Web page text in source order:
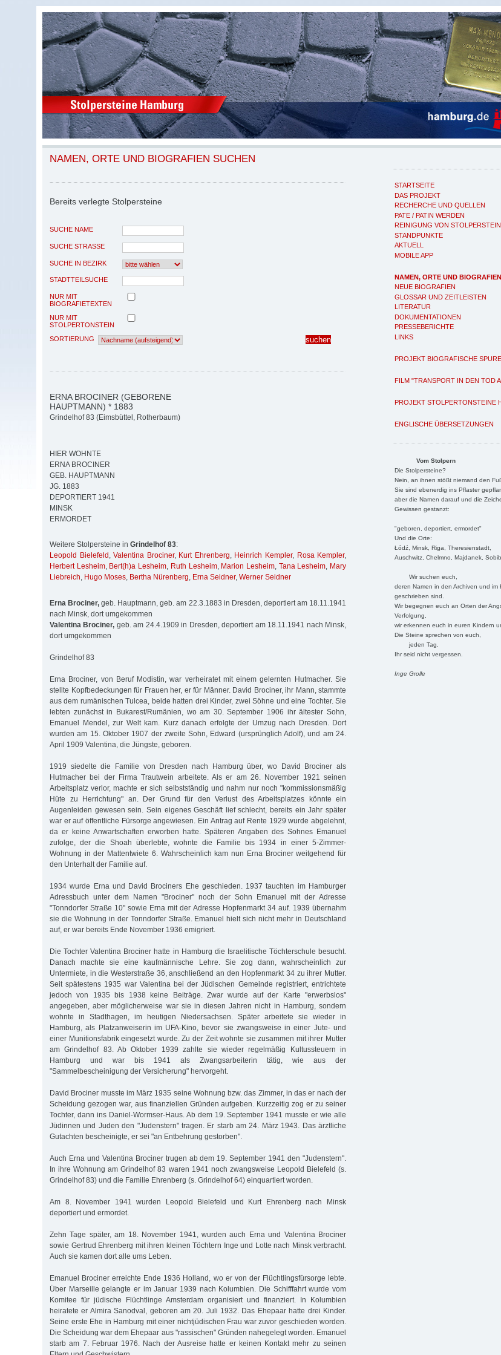
STARTSEITE
DAS PROJEKT
RECHERCHE UND QUELLEN
PATE / PATIN WERDEN
REINIGUNG VON
STANDPUNKTE
AKTUELL
MOBILE APP
NAMEN, ORTE UND
NEUE BIOGRAFIEN
GLOSSAR UND ZEITLEISTEN
LITERATUR
DOKUMENTATIONEN
PRESSEBERICHTE
LINKS
PROJEKT BIOGRAFISCHE
FILM "TRANSPORT IN DEN TOD
PROJEKT STOLPERTONSTEINE
ENGLISCHE ÜBERSETZUNGEN
Vom Stolpern
Die Stolpersteine?
Nein, an ihnen stößt niemand den
Sie sind ebenerdig ins Pflaster
aber die Namen darauf und die
Gewissen gestanzt:
"geboren, deportiert, ermordet"
Und die Orte:
Łódź, Minsk, Riga, Theresienstadt,
Auschwitz, Chelmno, Majdanek,
Wir suchen euch,
deren Namen in den Archiven und im
geschrieben sind.
Wir begegnen euch an Orten der
Verfolgung,
wir erkennen euch in euren Kindern
Die Steine sprechen von euch,
jeden Tag.
Ihr seid nicht vergessen.
Inge Grolle
NAMEN, ORTE UND BIOGRAFIEN SUCHEN
Bereits verlegte Stolpersteine
SUCHE NAME
SUCHE STRASSE
SUCHE IN BEZIRK
STADTTEILSUCHE
NUR MIT
BIOGRAFIETEXTEN
NUR MIT
STOLPERTONSTEIN
SORTIERUNG
ERNA BROCINER (GEBORENE
HAUPTMANN) * 1883
Grindelhof 83 (Eimsbüttel, Rotherbaum)
HIER WOHNTE
ERNA BROCINER
GEB. HAUPTMANN
JG. 1883
DEPORTIERT 1941
MINSK
ERMORDET
Weitere Stolpersteine in Grindelhof 83:
Leopold Bielefeld ,Valentina Brociner, Kurt Ehrenberg, Heinrich Kempler, Rosa Kempler,
Herbert Lesheim, Bert(h)a Lesheim, Ruth Lesheim, Marion Lesheim, Tana Lesheim, Mary
Liebreich, Hugo Moses, Bertha Nürenberg, Erna Seidner, Werner Seidner
Erna Brociner, geb. Hauptmann, geb. am 22.3.1883 in Dresden, deportiert am 18.11.1941
nach Minsk, dort umgekommen
Valentina Brociner, geb. am 24.4.1909 in Dresden, deportiert am 18.11.1941 nach Minsk,
dort umgekommen
Grindelhof 83
Erna Brociner, von Beruf Modistin, war verheiratet mit einem gelernten Hutmacher. Sie
stellte Kopfbedeckungen für Frauen her, er für Männer. David Brociner, ihr Mann, stammte
aus dem rumänischen Tulcea, beide hatten drei Kinder, zwei Söhne und eine Tochter. Sie
lebten zunächst in Bukarest/Rumänien, wo am 30. September 1906 ihr ältester Sohn,
Emanuel Mendel, zur Welt kam. Kurz danach erfolgte der Umzug nach Dresden. Dort
wurden am 15. Oktober 1907 der zweite Sohn, Edward (ursprünglich Adolf), und am 24.
April 1909 Valentina, die Jüngste, geboren.
1919 siedelte die Familie von Dresden nach Hamburg über, wo David Brociner als
Hutmacher bei der Firma Trautwein arbeitete. Als er am 26. November 1921 seinen
Arbeitsplatz verlor, machte er sich selbstständig und nahm nur noch "kommissionsmäßig
Hüte zu Herrichtung" an. Der Grund für den Verlust des Arbeitsplatzes könnte ein
Augenleiden gewesen sein. Sein eigenes Geschäft lief schlecht, bereits ein Jahr später
war er auf öffentliche Fürsorge angewiesen. Ein Antrag auf Rente 1929 wurde abgelehnt,
da er keine Anwartschaften erworben hatte. Späteren Angaben des Sohnes Emanuel
zufolge, der die Shoah überlebte, wohnte die Familie bis 1934 in einer 5-Zimmer-
Wohnung in der Mattentwiete 6. Wahrscheinlich kam nun Erna Brociner weitgehend für
den Unterhalt der Familie auf.
1934 wurde Erna und David Brociners Ehe geschieden. 1937 tauchten im Hamburger
Adressbuch unter dem Namen "Brociner" noch der Sohn Emanuel mit der Adresse
"Tonndorfer Straße 10" sowie Erna mit der Adresse Hopfenmarkt 34 auf. 1939 übernahm
sie die Wohnung in der Tonndorfer Straße. Emanuel hielt sich nicht mehr in Deutschland
auf, er war bereits Ende November 1936 emigriert.
Die Tochter Valentina Brociner hatte in Hamburg die Israelitische Töchterschule besucht.
Danach machte sie eine kaufmännische Lehre. Sie zog dann, wahrscheinlich zur
Untermiete, in die Westerstraße 36, anschließend an den Hopfenmarkt 34 zu ihrer Mutter.
Seit spätestens 1935 war Valentina bei der Jüdischen Gemeinde registriert, entrichtete
jedoch von 1935 bis 1938 keine Beiträge. Zwar wurde auf der Karte "erwerbslos"
angegeben, aber möglicherweise war sie in diesen Jahren nicht in Hamburg, sondern
wohnte in Stadthagen, im heutigen Niedersachsen. Später arbeitete sie wieder in
Hamburg, als Platzanweiserin im UFA-Kino, bevor sie zwangsweise in einer Jute- und
einer Munitionsfabrik eingesetzt wurde. Zu der Zeit wohnte sie zusammen mit ihrer Mutter
am Grindelhof 83. Ab Oktober 1939 zahlte sie wieder regelmäßig Kultussteuern in
Hamburg und war bis 1941 als Zwangsarbeiterin tätig, wie aus der
"Sammelbescheinigung der Versicherung" hervorgeht.
David Brociner musste im März 1935 seine Wohnung bzw. das Zimmer, in das er nach der
Scheidung gezogen war, aus finanziellen Gründen aufgeben. Kurzzeitig zog er zu seiner
Tochter, dann ins Daniel-Wormser-Haus. Ab dem 19. September 1941 musste er wie alle
Jüdinnen und Juden den "Judenstern" tragen. Er starb am 24. März 1943. Das ärztliche
Gutachten bescheinigte, er sei "an Entbehrung gestorben".
Auch Erna und Valentina Brociner trugen ab dem 19. September 1941 den "Judenstern".
In ihre Wohnung am Grindelhof 83 waren 1941 noch zwangsweise Leopold Bielefeld (s.
Grindelhof 83) und die Familie Ehrenberg (s. Grindelhof 64) einquartiert worden.
Am 8. November 1941 wurden Leopold Bielefeld und Kurt Ehrenberg nach Minsk
deportiert und ermordet.
Zehn Tage später, am 18. November 1941, wurden auch Erna und Valentina Brociner
sowie Gertrud Ehrenberg mit ihren kleinen Töchtern Inge und Lotte nach Minsk verbracht.
Auch sie kamen dort alle ums Leben.
Emanuel Brociner erreichte Ende 1936 Holland, wo er von der Flüchtlingsfürsorge lebte.
Über Marseille gelangte er im Januar 1939 nach Kolumbien. Die Schifffahrt wurde vom
Komitee für jüdische Flüchtlinge Amsterdam organisiert und finanziert. In Kolumbien
heiratete er Almira Sanodval, geboren am 20. Juli 1932. Das Ehepaar hatte drei Kinder.
Seine erste Ehe in Hamburg mit einer nichtjüdischen Frau war zuvor geschieden worden.
Die Scheidung war dem Ehepaar aus "rassischen" Gründen nahegelegt worden. Emanuel
starb am 7. Februar 1976. Nach der Ausreise hatte er keinen Kontakt mehr zu seinen